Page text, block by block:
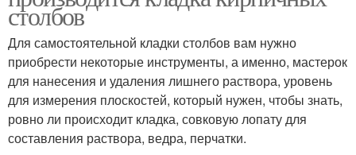
столбов
Для самостоятельной кладки столбов вам нужно
приобрести некоторые инструменты, а именно, мастерок
для нанесения и удаления лишнего раствора, уровень
для измерения плоскостей, который нужен, чтобы знать,
ровно ли происходит кладка, совковую лопату для
составления раствора, ведра, перчатки.